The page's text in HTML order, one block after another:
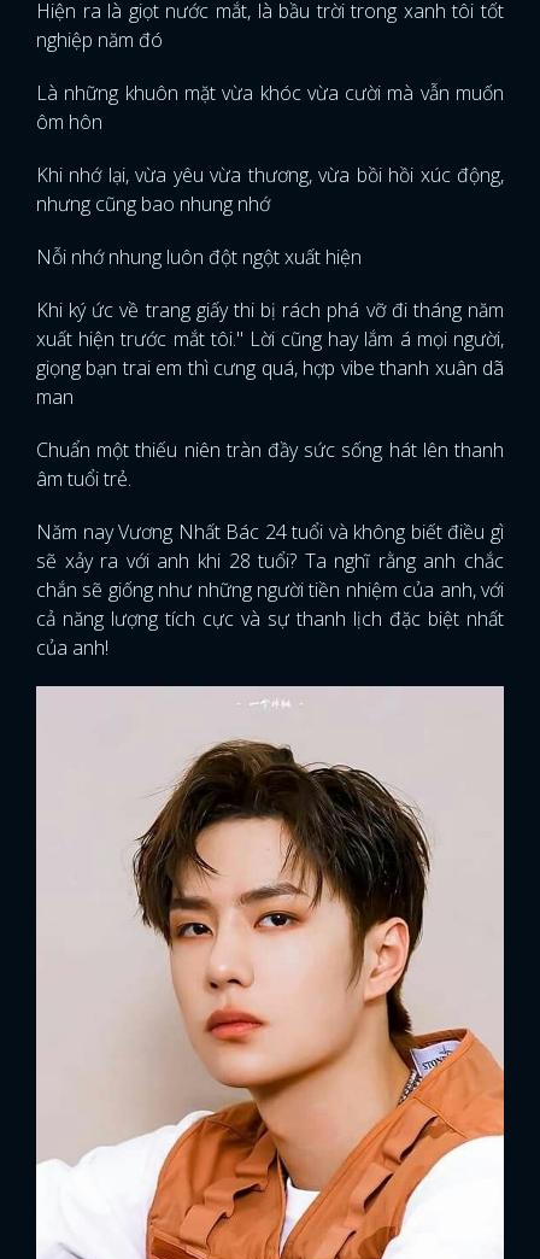
Hiện ra là giọt nước mắt, là bầu trời trong xanh tôi tốt
nghiệp năm đó
Là những khuôn mặt vừa khóc vừa cười mà vẫn muốn
ôm hôn
Khi nhớ lại, vừa yêu vừa thương, vừa bồi hồi xúc động,
nhưng cũng bao nhung nhớ
Nỗi nhớ nhung luôn đột ngột xuất hiện
Khi ký ức về trang giấy thi bị rách phá vỡ đi tháng năm
xuất hiện trước mắt tôi." Lời cũng hay lắm á mọi người,
giọng bạn trai em thì cưng quá, hợp vibe thanh xuân dã
man
Chuẩn một thiếu niên tràn đầy sức sống hát lên thanh
âm tuổi trẻ.
Năm nay Vương Nhất Bác 24 tuổi và không biết điều gì
sẽ xảy ra với anh khi 28 tuổi? Ta nghĩ rằng anh chắc
chắn sẽ giống như những người tiền nhiệm của anh, với
cả năng lượng tích cực và sự thanh lịch đặc biệt nhất
của anh!